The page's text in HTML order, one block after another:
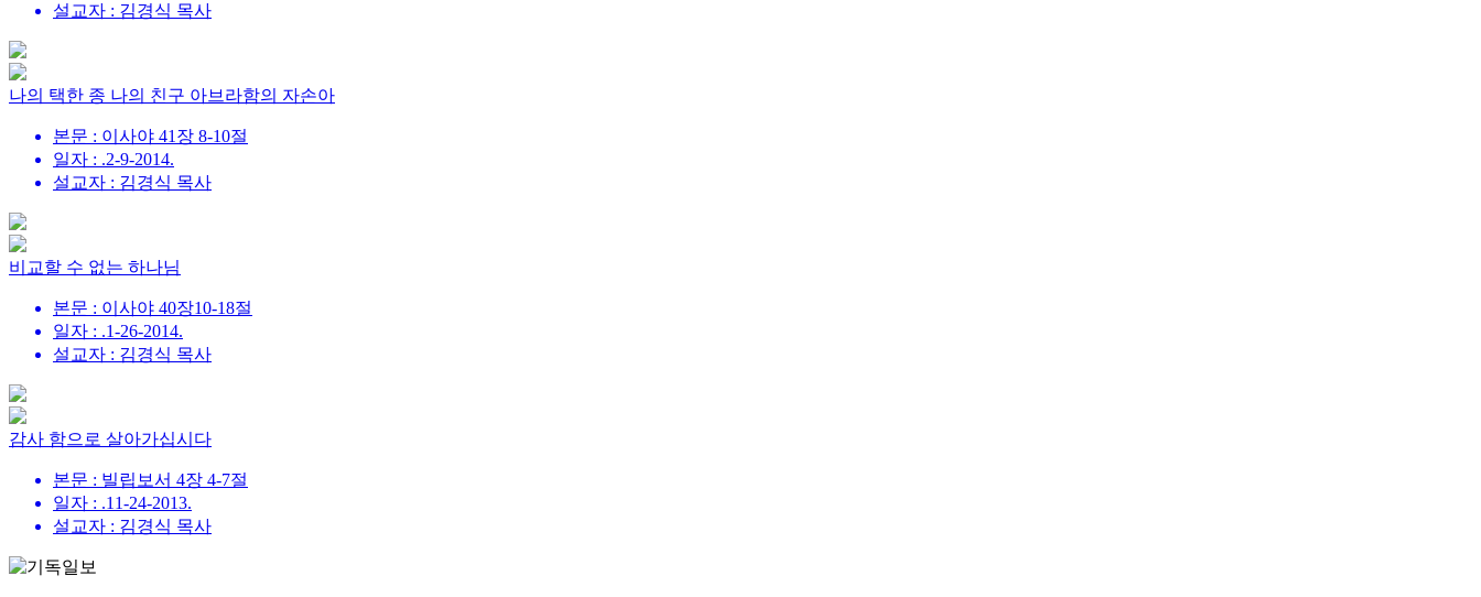
설교자 : 김경식 목사
나의 택한 종 나의 친구 아브라함의 자손아
본문 : 이사야 41장 8-10절
일자 : .2-9-2014.
설교자 : 김경식 목사
비교할 수 없는 하나님
본문 : 이사야 40장10-18절
일자 : .1-26-2014.
설교자 : 김경식 목사
감사 함으로 살아가십시다
본문 : 빌립보서 4장 4-7절
일자 : .11-24-2013.
설교자 : 김경식 목사